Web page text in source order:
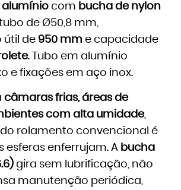
alumínio com bucha de nylon
de Ø50,8 mm,
útil de 950 mm e capacidade
. Tubo em alumínio
e fixações em aço inox.
câmaras frias, áreas de
com alta umidade,
rolamento convencional é
esferas enferrujam. A bucha
gira sem lubrificação, não
manutenção periódica,